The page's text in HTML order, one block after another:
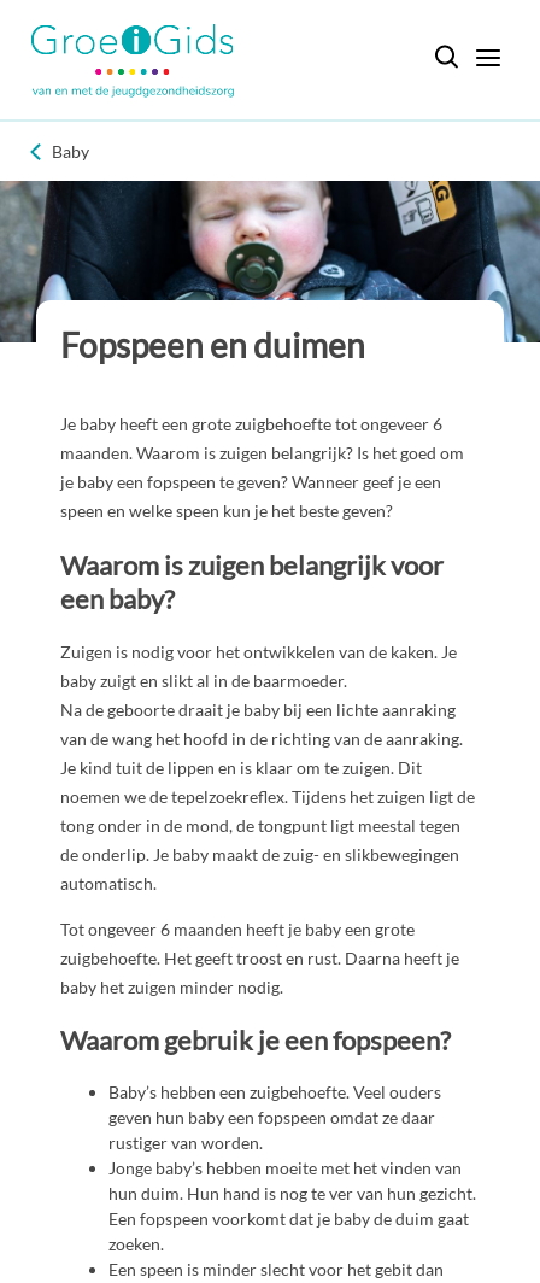
Baby
Fopspeen en duimen
Je baby heeft een grote zuigbehoefte tot ongeveer 6
maanden. Waarom is zuigen belangrijk? Is het goed om
je baby een fopspeen te geven? Wanneer geef je een
speen en welke speen kun je het beste geven?
Waarom is zuigenbelangrijk voor
een baby?
Zuigen is nodig voor het ontwikkelen van de kaken. Je
baby zuigt en slikt al in de baarmoeder.
Na de geboorte draait je baby bij een lichte aanraking
van de wang het hoofd in de richting van de aanraking.
Je kind tuit de lippen en is klaar om te zuigen. Dit
noemen we de tepelzoekreflex. Tijdens het zuigen ligt de
tong onder in de mond, de tongpunt ligt meestal tegen
de onderlip. Je baby maakt de zuig- en slikbewegingen
automatisch.
Tot ongeveer 6 maanden heeft je baby een grote
zuigbehoefte. Het geeft troost en rust. Daarna heeft je
baby het zuigen minder nodig.
Waarom gebruik je een fopspeen?
Baby’s hebben een zuigbehoefte. Veel ouders
geven hun baby een fopspeen omdat ze daar
rustiger van worden.
Jonge baby’s hebben moeite met het vinden van
hun duim. Hun hand is nog te ver van hun gezicht.
Een fopspeen voorkomt dat je baby de duim gaat
zoeken.
Een speen is minder slecht voor het gebit dan